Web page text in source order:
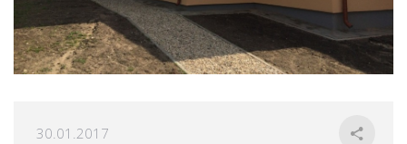
30.01.2017